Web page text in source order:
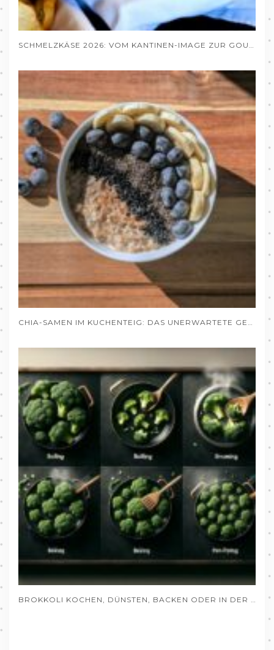
SCHMELZKÄSE 2026: VOM KANTINEN-IMAGE ZUR GOURMET-ZUTAT
CHIA-SAMEN IM KUCHENTEIG: DAS UNERWARTETE GEHEIMNIS SAFTIGER BACKWAREN
BROKKOLI KOCHEN, DÜNSTEN, BACKEN ODER IN DER PFANNE ZUBEREITEN